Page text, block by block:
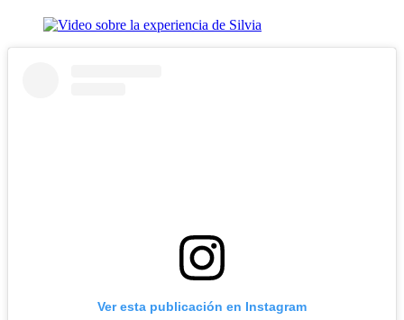
Ver esta publicación en Instagram